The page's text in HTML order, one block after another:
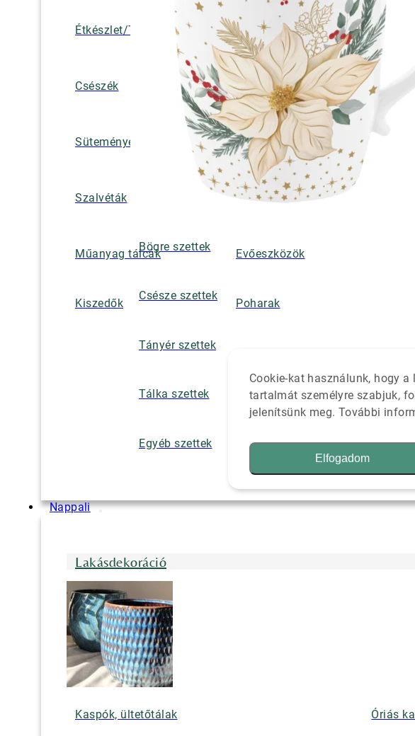
Étkészlet/Tányérkészlet Bögrék
Csészék
Teáskannák, kancsók,
tejkiöntők, cukortartók
Süteményes és tortatálak Pohár / tányéralátétek
Szalvéták
Szalvétatartók, só- és
borsszórók
Műanyag tálcák Evőeszközök
Kiszedők Poharak
Bögre szettek
Csésze szettek
Tányér szettek
Tálka szettek
Egyéb szettek
Nappali
Lakásdekoráció
Kaspók, ültetőtálak Óriás
Cookie-kat használunk, hogy
tartalmát személyre szabjuk,
jelenítsünk meg. További
Elfogadom